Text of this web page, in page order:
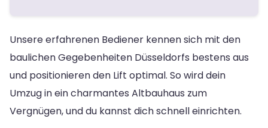
Unsere erfahrenen Bediener kennen sich mit den
baulichen Gegebenheiten Düsseldorfs bestens aus
und positionieren den Lift optimal. So wird dein
Umzug in ein charmantes Altbauhaus zum
Vergnügen, und du kannst dich schnell einrichten.